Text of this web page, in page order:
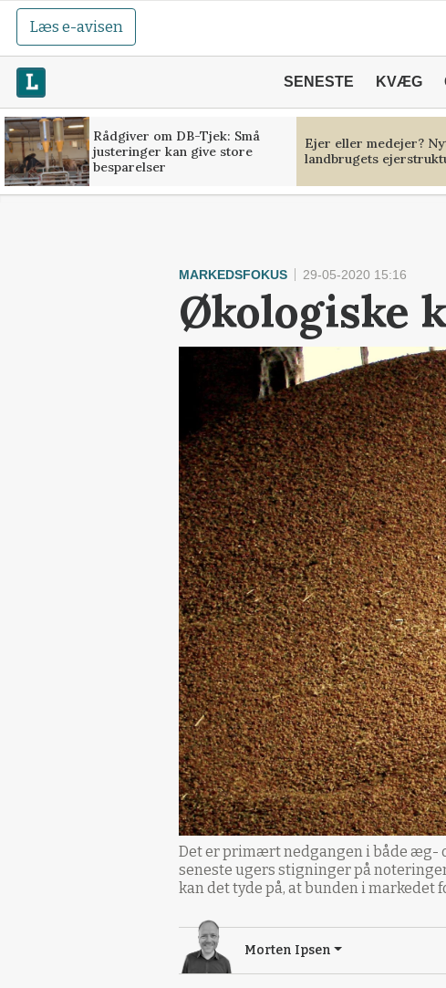
Læs e-avisen
SENESTE KVÆG
Rådgiver om DB-Tjek: Små
justeringer kan give store
besparelser
Ejer eller medejer?
landbrugets
MARKEDSFOKUS 29-05-2020 15:16
Økologiske
Det er primært nedgangen i både æg-
seneste ugers stigninger på
kan det tyde på, at bunden i markedet
Morten Ipsen